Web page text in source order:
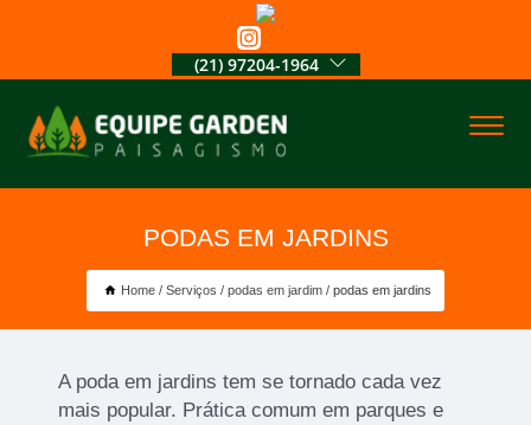
(21) 97204-1964
PODAS EM JARDINS
Home Serviços podas em jardim podas em jardins
A poda em jardins tem se tornado cada vez
mais popular. Prática comum em parques e